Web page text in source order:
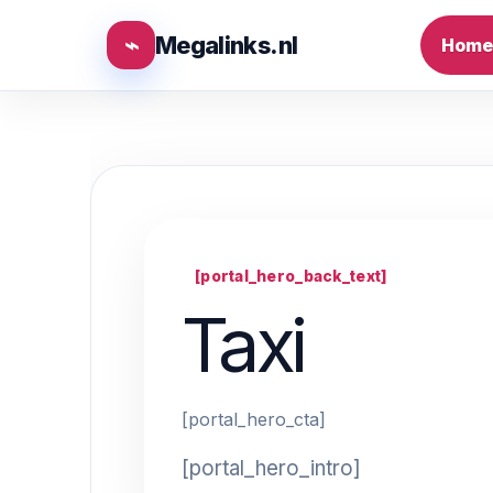
⌁ Megalinks.nl Home
[portal_hero_back_text]
Taxi
[portal_hero_cta]
[portal_hero_intro]